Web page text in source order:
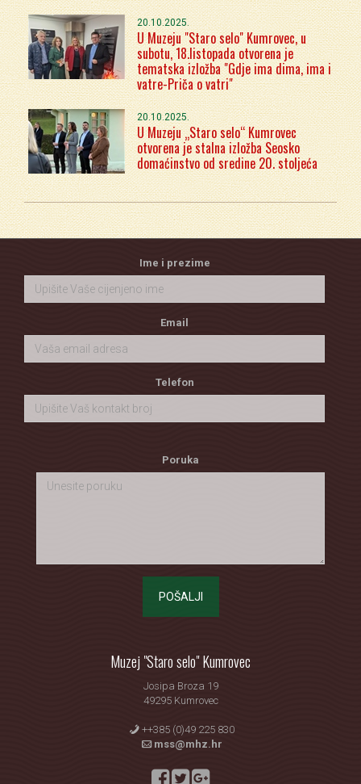
20.10.2025.
U Muzeju "Staro selo" Kumrovec, u
subotu, 18.listopada otvorena je
tematska izložba "Gdje ima dima, ima i
vatre-Priča o vatri"
20.10.2025.
U Muzeju „Staro selo“ Kumrovec
otvorena je stalna izložba Seosko
domaćinstvo od sredine 20. stoljeća
Ime i prezime
Email
Telefon
Poruka
POŠALJI
Muzej "Staro selo" Kumrovec
Josipa Broza 19
49295 Kumrovec
++385 (0)49 225 830
mss@mhz.hr